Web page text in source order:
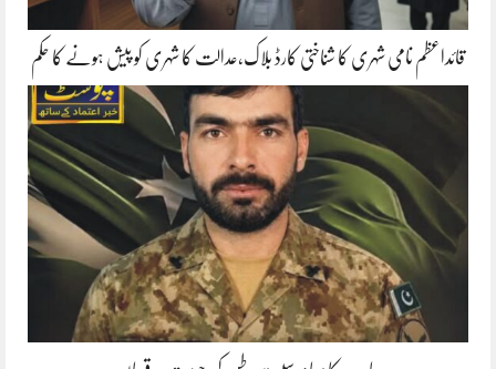
قائداعظم نامی شہری کا شناختی کارڈ بلاک،عدالت کا شہری کو پیش ہونے کا حکم